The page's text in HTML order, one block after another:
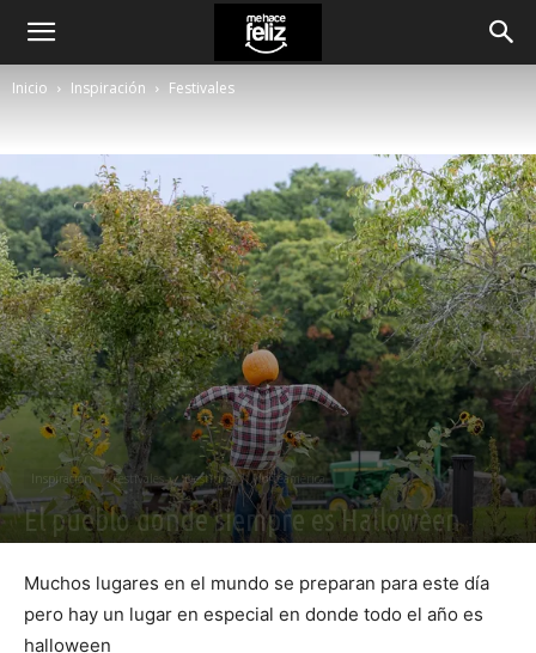
Inicio Inspiración Festivales
Inspiración Festivales Destinos Norteamérica
El pueblo donde siempre es Halloween
Muchos lugares en el mundo se preparan para este día
pero hay un lugar en especial en donde todo el año es
halloween